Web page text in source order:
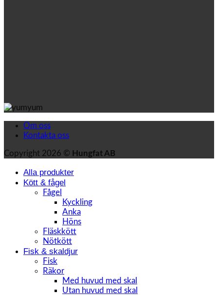
Om oss
Kontakta oss
Copyright 2026 © Hungfat AB
Alla produkter
Kött & fågel
Fågel
Kyckling
Anka
Höns
Fläskkött
Nötkött
Fisk & skaldjur
Fisk
Räkor
Med huvud med skal
Utan huvud med skal